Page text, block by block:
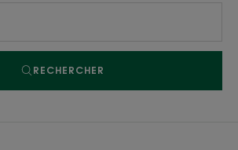
RECHERCHER